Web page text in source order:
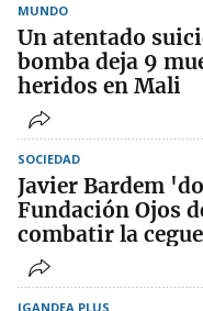
MUNDO
Un atentado
bomba deja 9
heridos en Mali
SOCIEDAD
Javier Bardem
Fundación Ojos
combatir la
IGANDEA PLUS